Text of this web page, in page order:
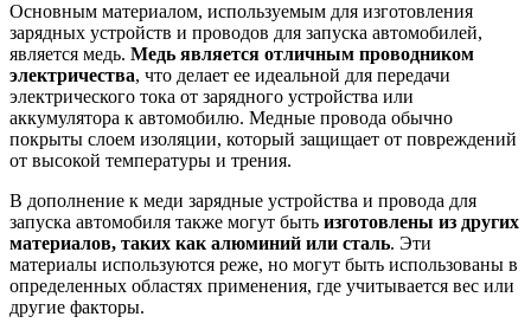
Основным материалом, используемым для изготовления
зарядных устройств и проводов для запуска автомобилей,
является медь. Медь является отличным проводником
электричества, что делает ее идеальной для передачи
электрического тока от зарядного устройства или
аккумулятора к автомобилю. Медные провода обычно
покрыты слоем изоляции, который защищает от повреждений
от высокой температуры и трения.
В дополнение к меди зарядные устройства и провода для
запуска автомобиля также могут быть изготовлены из других
материалов, таких как алюминий или сталь. Эти
материалы используются реже, но могут быть использованы в
определенных областях применения, где учитывается вес или
другие факторы.